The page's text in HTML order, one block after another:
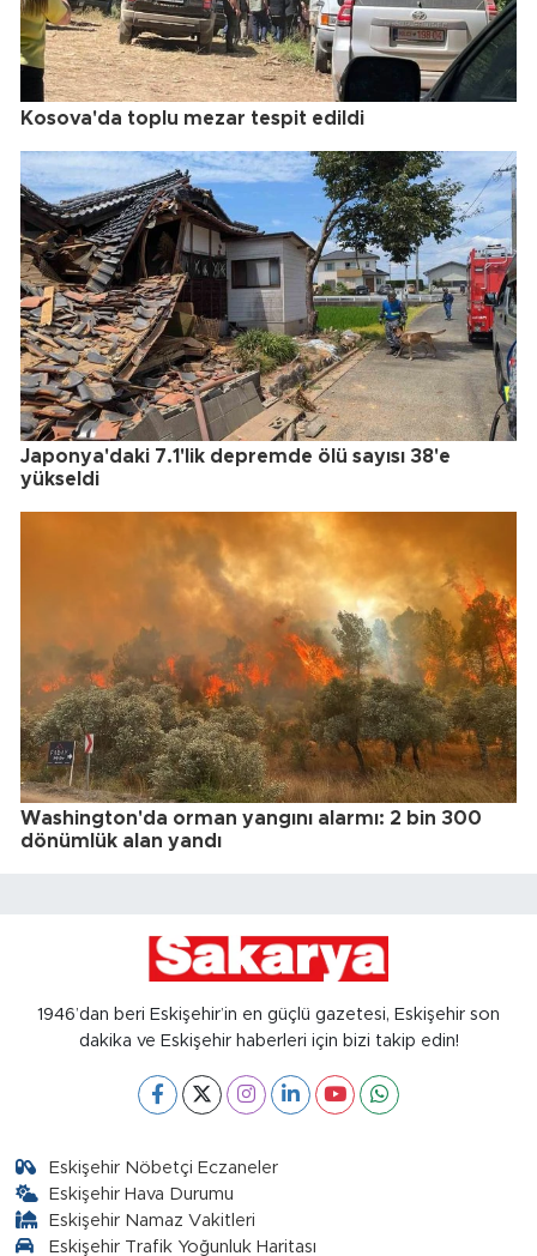
Kosova'da toplu mezar tespit edildi
Japonya'daki 7.1'lik depremde ölü sayısı 38'e
yükseldi
Washington'da orman yangını alarmı: 2 bin 300
dönümlük alan yandı
1946’dan beri Eskişehir’in en güçlü gazetesi, Eskişehir son
dakika ve Eskişehir haberleri için bizi takip edin!
Eskişehir Nöbetçi Eczaneler
Eskişehir Hava Durumu
Eskişehir Namaz Vakitleri
Eskişehir Trafik Yoğunluk Haritası